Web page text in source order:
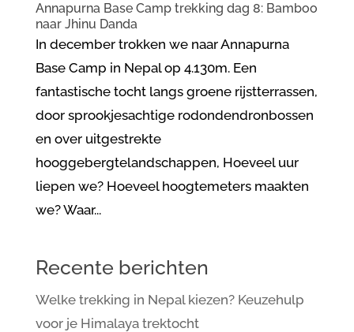
Annapurna Base Camp trekking dag 8: Bamboo
naar Jhinu Danda
In december trokken we naar Annapurna
Base Camp in Nepal op 4.130m. Een
fantastische tocht langs groene rijstterrassen,
door sprookjesachtige rodondendronbossen
en over uitgestrekte
hooggebergtelandschappen, Hoeveel uur
liepen we? Hoeveel hoogtemeters maakten
we? Waar...
Recente berichten
Welke trekking in Nepal kiezen? Keuzehulp
voor je Himalaya trektocht